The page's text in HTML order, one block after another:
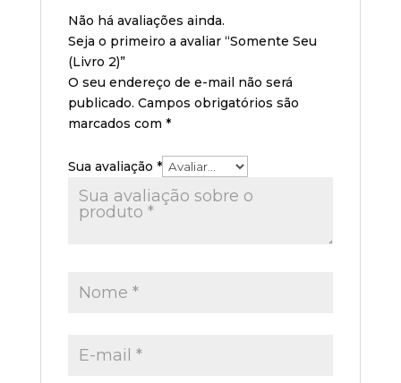
Não há avaliações ainda.
Seja o primeiro a avaliar “Somente Seu
(Livro 2)”
O seu endereço de e-mail não será
publicado. Campos obrigatórios são
marcados com *
Sua avaliação *